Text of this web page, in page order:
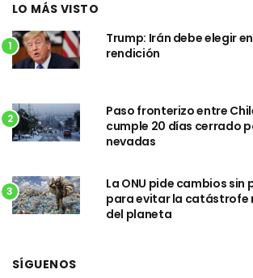
LO MÁS VISTO
1
Trump: Irán debe elegir
rendición
2
Paso fronterizo entre
cumple 20 días cerrado
nevadas
3
La ONU pide cambios sin
para evitar la catástrofe
del planeta
SÍGUENOS